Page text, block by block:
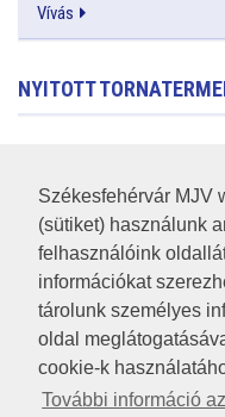
Székesfehérvár MJV
(sütiket) használunk
felhasználóink
információkat
tárolunk személyes
oldal
cookie-k
További információ
Vívás
NYITOTT
RSS
A HONLAP 2017.03.31-I
JOGI NYILATKOZAT
IMPRESSZUM